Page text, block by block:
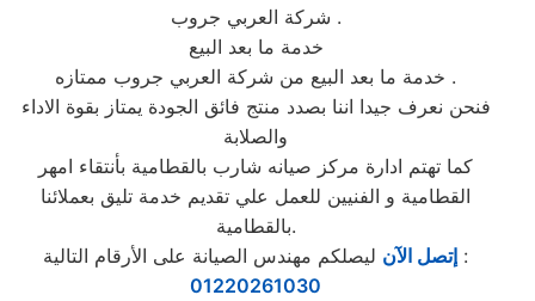
شركة العربي جروب .
خدمة ما بعد البيع
خدمة ما بعد البيع من شركة العربي جروب ممتازه .
فنحن نعرف جيدا اننا بصدد منتج فائق الجودة يمتاز بقوة الاداء
والصلابة
كما تهتم ادارة مركز صيانه شارب بالقطامية بأنتقاء امهر
القطامية و الفنيين للعمل علي تقديم خدمة تليق بعملائنا
بالقطامية.
إتصل الآن ليصلكم مهندس الصيانة على الأرقام التالية :
01220261030